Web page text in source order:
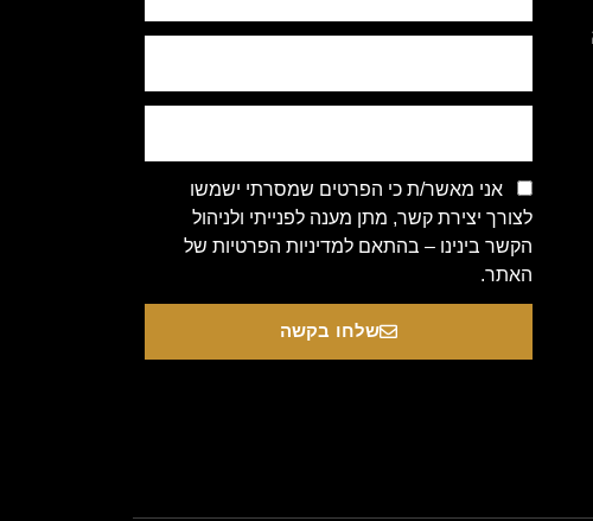
אני מאשר/ת כי הפרטים שמסרתי ישמשו
לצורך יצירת קשר, מתן מענה לפנייתי ולניהול
הקשר בינינו – בהתאם למדיניות הפרטיות של
האתר.
שלחו בקשה